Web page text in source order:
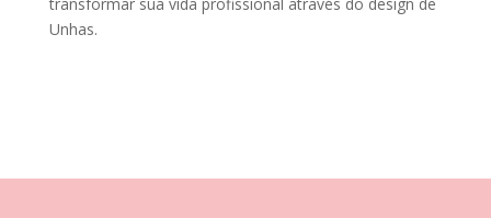
transformar sua vida profissional através do design de
Unhas.